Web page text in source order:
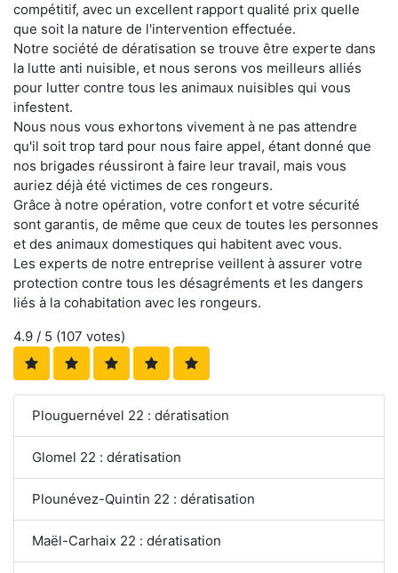
compétitif, avec un excellent rapport qualité prix quelle
que soit la nature de l'intervention effectuée.
Notre société de dératisation se trouve être experte dans
la lutte anti nuisible, et nous serons vos meilleurs alliés
pour lutter contre tous les animaux nuisibles qui vous
infestent.
Nous nous vous exhortons vivement à ne pas attendre
qu'il soit trop tard pour nous faire appel, étant donné que
nos brigades réussiront à faire leur travail, mais vous
auriez déjà été victimes de ces rongeurs.
Grâce à notre opération, votre confort et votre sécurité
sont garantis, de même que ceux de toutes les personnes
et des animaux domestiques qui habitent avec vous.
Les experts de notre entreprise veillent à assurer votre
protection contre tous les désagréments et les dangers
liés à la cohabitation avec les rongeurs.
4.9 / 5 (107 votes)
Plouguernével 22 : dératisation
Glomel 22 : dératisation
Plounévez-Quintin 22 : dératisation
Maël-Carhaix 22 : dératisation